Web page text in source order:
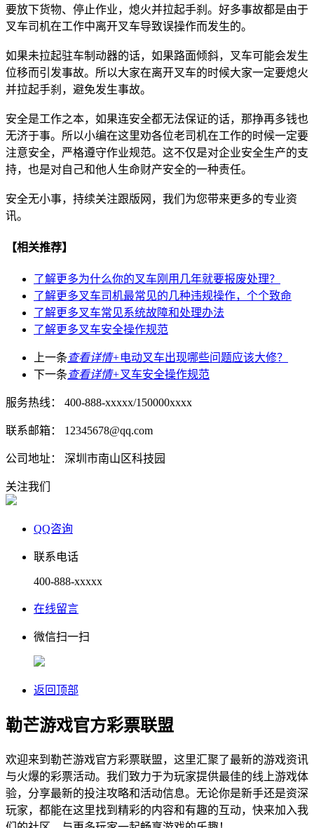
要放下货物、停止作业，熄火并拉起手刹。好多事故都是由于
叉车司机在工作中离开叉车导致误操作而发生的。
如果未拉起驻车制动器的话，如果路面倾斜，叉车可能会发生
位移而引发事故。所以大家在离开叉车的时候大家一定要熄火
并拉起手刹，避免发生事故。
安全是工作之本，如果连安全都无法保证的话，那挣再多钱也
无济于事。所以小编在这里劝各位老司机在工作的时候一定要
注意安全，严格遵守作业规范。这不仅是对企业安全生产的支
持，也是对自己和他人生命财产安全的一种责任。
安全无小事，持续关注跟版网，我们为您带来更多的专业资
讯。
【相关推荐】
了解更多为什么你的叉车刚用几年就要报废处理？
了解更多叉车司机最常见的几种违规操作，个个致命
了解更多叉车常见系统故障和处理办法
了解更多叉车安全操作规范
上一条查看详情+电动叉车出现哪些问题应该大修？
下一条查看详情+叉车安全操作规范
服务热线： 400-888-xxxxx/150000xxxx
联系邮箱： 12345678@qq.com
公司地址： 深圳市南山区科技园
关注我们
QQ咨询
联系电话
400-888-xxxxx
在线留言
微信扫一扫
返回顶部
勒芒游戏官方彩票联盟
欢迎来到勒芒游戏官方彩票联盟，这里汇聚了最新的游戏资讯
与火爆的彩票活动。我们致力于为玩家提供最佳的线上游戏体
验，分享最新的投注攻略和活动信息。无论你是新手还是资深
玩家，都能在这里找到精彩的内容和有趣的互动，快来加入我